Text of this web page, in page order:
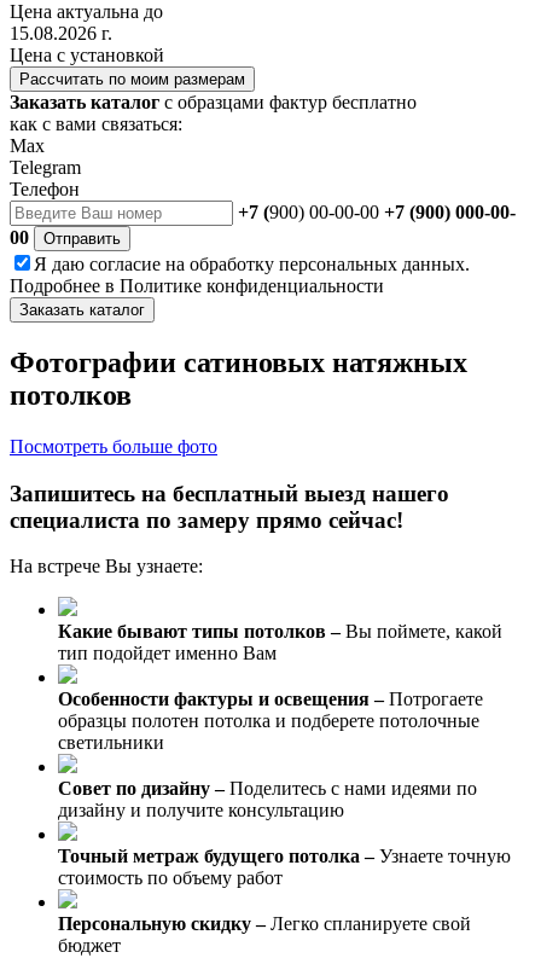
Цена актуальна до
15.08.2026 г.
Цена с установкой
Рассчитать по моим размерам
Заказать каталог с образцами фактур бесплатно
как с вами связаться:
Max
Telegram
Телефон
+7 (900) 00-00-00 +7 (900) 000-00-
00
Отправить
Я даю согласие на обработку персональных данных.
Подробнее в Политике конфиденциальности
Заказать каталог
Фотографии сатиновых натяжных
потолков
Посмотреть больше фото
Запишитесь на бесплатный выезд нашего
специалиста по замеру прямо сейчас!
На встрече Вы узнаете:
Какие бывают типы потолков –Вы поймете, какой
тип подойдет именно Вам
Особенности фактуры и освещения –Потрогаете
образцы полотен потолка и подберете потолочные
светильники
Совет по дизайну –Поделитесь с нами идеями по
дизайну и получите консультацию
Точный метраж будущего потолка –Узнаете точную
стоимость по объему работ
Персональную скидку –Легко спланируете свой
бюджет